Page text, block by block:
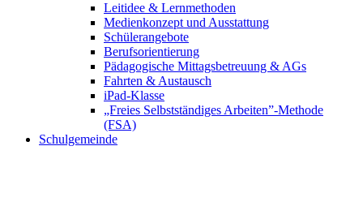
Leitidee & Lernmethoden
Medienkonzept und Ausstattung
Schülerangebote
Berufsorientierung
Pädagogische Mittagsbetreuung & AGs
Fahrten & Austausch
iPad-Klasse
„Freies Selbstständiges Arbeiten”-Methode
(FSA)
Schulgemeinde